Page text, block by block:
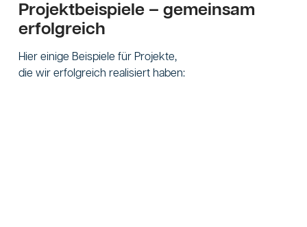
Projektbeispiele – gemeinsam
erfolgreich
Hier einige Beispiele für Projekte,
die wir erfolgreich realisiert haben: